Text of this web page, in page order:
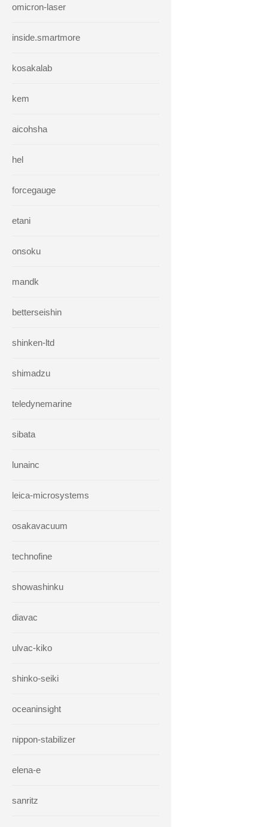
omicron-laser
inside.smartmore
kosakalab
kem
aicohsha
hel
forcegauge
etani
onsoku
mandk
betterseishin
shinken-ltd
shimadzu
teledynemarine
sibata
lunainc
leica-microsystems
osakavacuum
technofine
showashinku
diavac
ulvac-kiko
shinko-seiki
oceaninsight
nippon-stabilizer
elena-e
sanritz